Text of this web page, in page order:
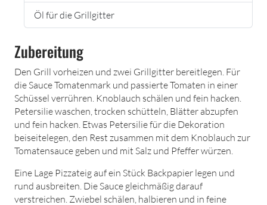
Öl für die Grillgitter
Zubereitung
Den Grill vorheizen und zwei Grillgitter bereitlegen. Für
die Sauce Tomatenmark und passierte Tomaten in einer
Schüssel verrühren. Knoblauch schälen und fein hacken.
Petersilie waschen, trocken schütteln, Blätter abzupfen
und fein hacken. Etwas Petersilie für die Dekoration
beiseitelegen, den Rest zusammen mit dem Knoblauch zur
Tomatensauce geben und mit Salz und Pfeffer würzen.
Eine Lage Pizzateig auf ein Stück Backpapier legen und
rund ausbreiten. Die Sauce gleichmäßig darauf
verstreichen. Zwiebel schälen, halbieren und in feine